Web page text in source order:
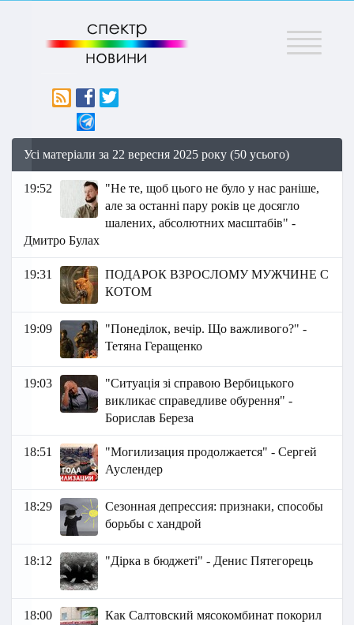
Меню
Усі матеріали за 22 вересня 2025 року (50 усього)
19:52
"Не те, щоб цього не було у нас раніше,
але за останні пару років це досягло
шалених, абсолютних масштабів" -
Дмитро Булах
19:31
ПОДAPOК ВЗPOСЛOМУ МУЖЧИНE C
КOТОМ
19:09
"Понеділок, вечір. Що важливого?" -
Тетяна Геращенко
19:03
"Ситуація зі справою Вербицького
викликає справедливе обурення" -
Борислав Береза
18:51
"Могилизация продолжается" - Сергей
Ауслендер
18:29
Сезонная депрессия: признаки, способы
борьбы с хандрой
18:12 "Дірка в бюджеті" - Денис Пятегорець
18:00
Как Салтовский мясокомбинат покорил